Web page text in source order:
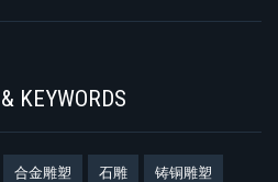
KEYWORDS
合金雕塑 石雕 铸铜雕塑